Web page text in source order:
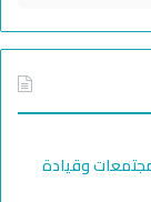
وقيادة